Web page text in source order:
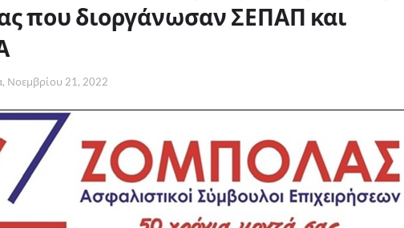
που διοργάνωσαν ΣΕΠΑΠ και
Νοεμβρίου 21, 2022